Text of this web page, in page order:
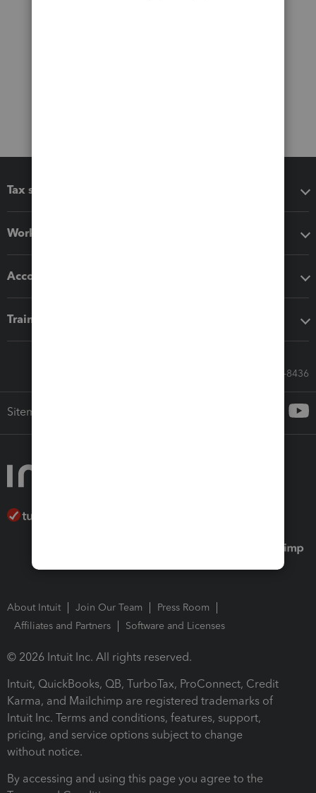
Tax software
Workflow add-ons
Accounting solutions
Training & support
Call Sales: 833-564-8436
Sitemap
About Intuit Join Our Team
Press Room
Affiliates and Partners
Software and Licenses
© 2026 Intuit Inc. All rights reserved.
Intuit, QuickBooks, QB, TurboTax, ProConnect, Credit
Karma, and Mailchimp are registered trademarks of
Intuit Inc. Terms and conditions, features, support,
pricing, and service options subject to change
without notice.
By accessing and using this page you agree to the